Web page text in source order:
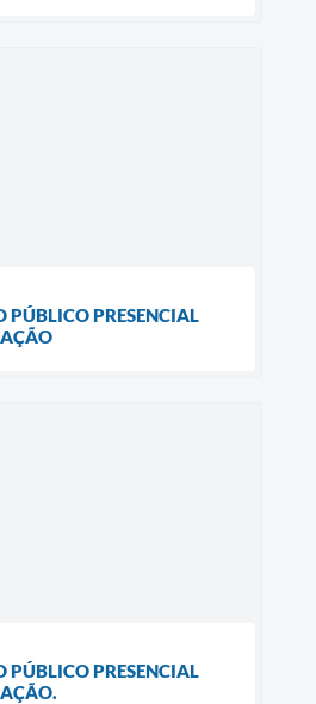
PÚBLICO PRESENCIAL
PÚBLICO PRESENCIAL